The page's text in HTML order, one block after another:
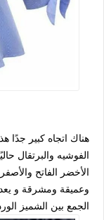
هناك اتجاه كبير جدًا
الفوشيه والبرتقال
الأخضر الفاتح
وعميقة ومشرقة و يعد
الجمع بين الشميز